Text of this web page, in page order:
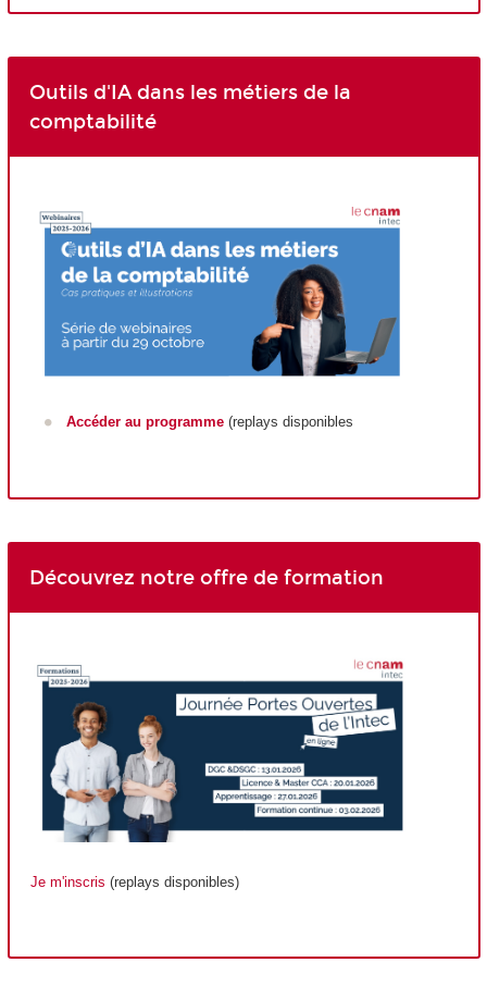
Outils d'IA dans les métiers de la
comptabilité
Accéder au programme(replays disponibles
Découvrez notre offre de formation
Je m'inscris (replays disponibles)